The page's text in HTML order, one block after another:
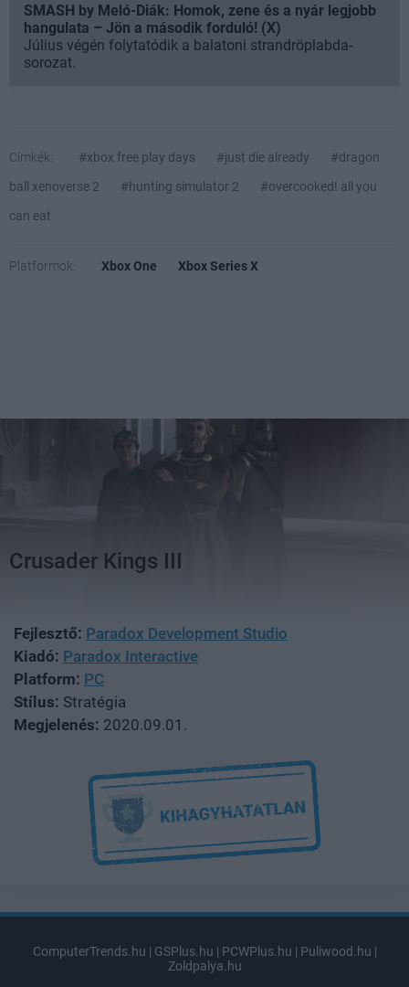
SMASH by Meló-Diák: Homok, zene és a nyár legjobb
hangulata – Jön a második forduló! (X)
Július végén folytatódik a balatoni strandröplabda-
sorozat.
Címkék: #xbox free play days #just die already
#dragon
ball xenoverse 2
#hunting simulator 2
#overcooked! all you
can eat
Platformok: Xbox One Xbox Series X
Crusader Kings III
Fejlesztő: Paradox Development Studio
Kiadó: Paradox Interactive
Platform: PC
Stílus: Stratégia
Megjelenés: 2020.09.01.
ComputerTrends.hu | GSPlus.hu | PCWPlus.hu | Puliwood.hu |
Zoldpalya.hu